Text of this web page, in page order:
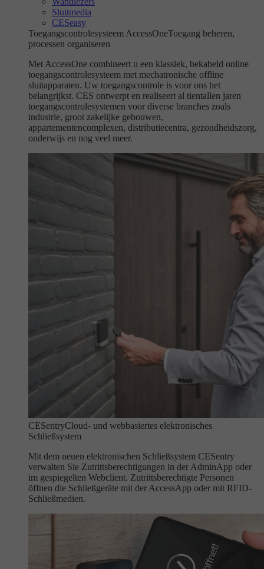
Sluitmedia
CESeasy
Toegangscontrolesysteem AccessOneToegang beheren,
processen organiseren
Met AccessOne combineert u een klassiek, bekabeld online
toegangscontrolesysteem met mechatronische offline
sluitapparaten. Uw toegangscontrole is voor ons het
belangrijkst. CES ontwerpt en realiseert al tientallen jaren
toegangscontrolesystemen voor diverse branches zoals
industrie, groot zakelijke gebouwen,
appartementencomplexen, distributiecentra, gezondheidszorg,
onderwijs en nog veel meer.
CESentryCloud- und webbasiertes elektronisches
Schließsystem
Mit dem neuen elektronischen Schließsystem CESentry
verwalten Sie Zutrittsberechtigungen in der AdminApp oder
im gespiegelten Webclient. Zutrittsberechtigte Personen
öffnen die Schließgeräte mit der AccessApp oder mit RFID-
Schließmedien.